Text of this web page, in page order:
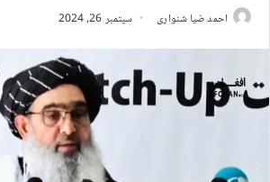
احمد ضیا شنواری سپتمبر 26, 2024